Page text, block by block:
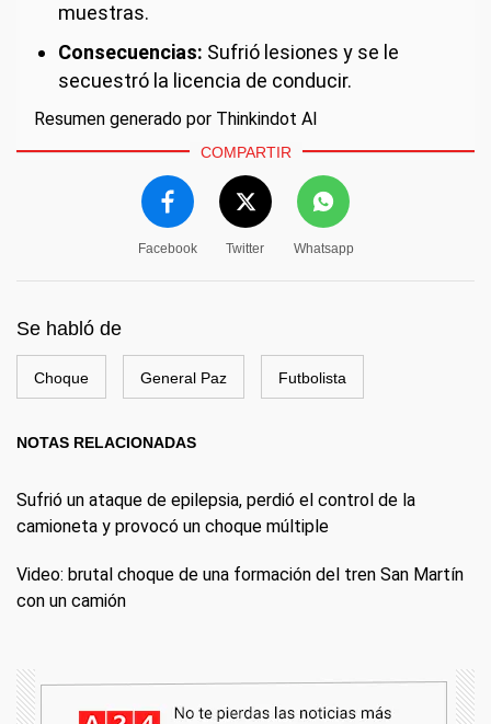
muestras.
Consecuencias: Sufrió lesiones y se le
secuestró la licencia de conducir.
Resumen generado por Thinkindot AI
COMPARTIR
Facebook Twitter Whatsapp
Se habló de
Choque General Paz Futbolista
NOTAS RELACIONADAS
Sufrió un ataque de epilepsia, perdió el control de la
camioneta y provocó un choque múltiple
Video: brutal choque de una formación del tren San Martín
con un camión